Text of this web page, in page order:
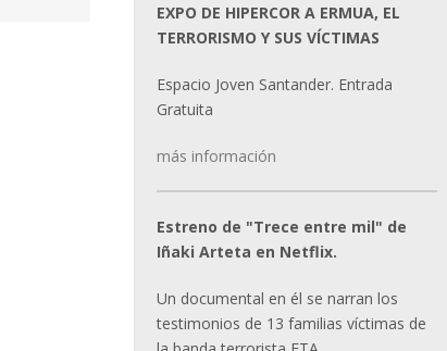
EXPO DE HIPERCOR A ERMUA, EL
TERRORISMO Y SUS VÍCTIMAS
Espacio Joven Santander. Entrada
Gratuita
más información
Estreno de "Trece entre mil" de
Iñaki Arteta en Netflix.
Un documental en él se narran los
testimonios de 13 familias víctimas de